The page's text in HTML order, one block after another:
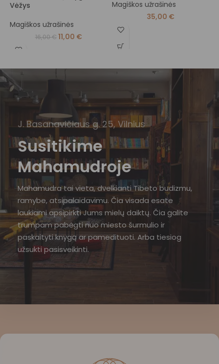
Vėžys
Magiškos užrašinės
16,00€ 11,00 €
Magiškos užrašinės
35,00 €
J. Basanavičiaus g. 25, Vilnius
Susitikime
Mahamudroje
Mahamudra tai vieta, dvelkianti Tibeto budizmu,
ramybe, atsipalaidavimu. Čia visada esate
laukiami apsipirkti Jums mielų daiktų. Čia galite
trumpam pabėgti nuo miesto šurmulio ir
paskaityti knygą ar pamedituoti. Arba tiesiog
užsukti pasisveikinti.